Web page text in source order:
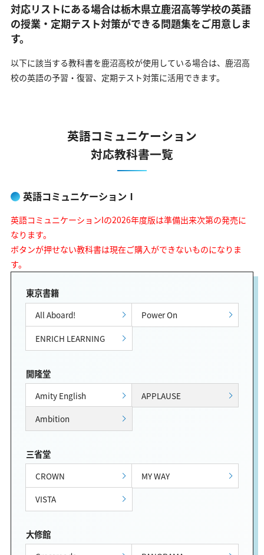
対応リストにある場合は栃木県立鹿沼高等学校の英語
の授業・定期テスト対策ができる問題集をご用意しま
す。
以下に該当する教科書を鹿沼高校が使用している場合は、 鹿沼高
校の英語の予習・復習、定期テスト対策に活用できます。
英語コミュニケーション
対応教科書一覧
英語コミュニケーションⅠ
英語コミュニケーションIの2026年度版は準備出来次第の発売に
なります。
ボタンが押せない教科書は現在ご購入ができないものになりま
す。
東京書籍
All Aboard!
Power On
ENRICH LEARNING
開隆堂
Amity English
APPLAUSE
Ambition
三省堂
CROWN
MY WAY
VISTA
大修館